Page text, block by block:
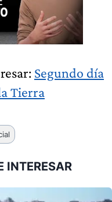
Segundo día
Tierra
INTERESAR